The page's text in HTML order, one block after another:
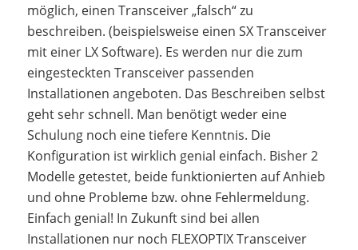
möglich, einen Transceiver „falsch“ zu
beschreiben. (beispielsweise einen SX Transceiver
mit einer LX Software). Es werden nur die zum
eingesteckten Transceiver passenden
Installationen angeboten. Das Beschreiben selbst
geht sehr schnell. Man benötigt weder eine
Schulung noch eine tiefere Kenntnis. Die
Konfiguration ist wirklich genial einfach. Bisher 2
Modelle getestet, beide funktionierten auf Anhieb
und ohne Probleme bzw. ohne Fehlermeldung.
Einfach genial! In Zukunft sind bei allen
Installationen nur noch FLEXOPTIX Transceiver